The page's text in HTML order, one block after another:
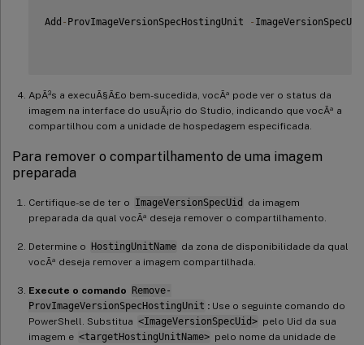
Add - ProvImageVersionSpecHostingUnit -
ApÃ³s a execuÃ§Ã£o bem-sucedida, vocÃª pode ver o status da
imagem na interface do usuÃ¡rio do Studio, indicando que vocÃª a
compartilhou com a unidade de hospedagem especificada.
Para remover o compartilhamento de uma imagem
preparada
Certifique-se de ter o ImageVersionSpecUid
da imagem
preparada da qual vocÃª deseja remover o compartilhamento.
Determine o HostingUnitName da zona de disponibilidade da qual
vocÃª deseja remover a imagem compartilhada.
Execute o comando Remove-
ProvImageVersionSpecHostingUnit :Use o seguinte comando do
PowerShell. Substitua <ImageVersionSpecUid> pelo Uid da sua
imagem e <targetHostingUnitName> pelo nome da unidade de